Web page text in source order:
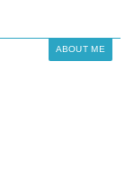
ABOUT ME